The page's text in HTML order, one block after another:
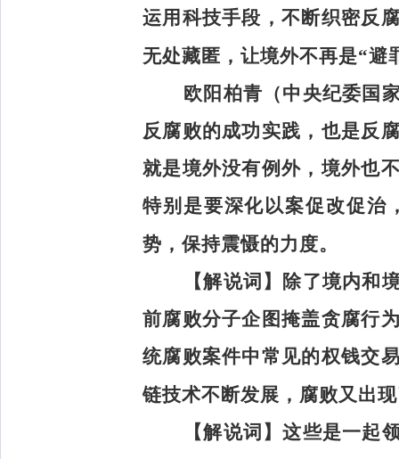
运用科技手段，不断织密反
无处藏匿，让境外不再是“避
欧阳柏青（中央纪委国
反腐败的成功实践，也是反
就是境外没有例外，境外也
特别是要深化以案促改促治
势，保持震慑的力度。
【解说词】
除了境内和
前腐败分子企图掩盖贪腐行
统腐败案件中常见的权钱交
链技术不断发展，腐败又出
【解说词】这些是一起